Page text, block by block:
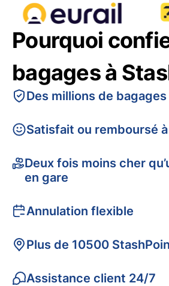
Pourquoi
bagages à
Des millions de
Satisfait ou remboursé à
Deux fois moins cher
en gare
Annulation flexible
Plus de 10500
Assistance client 24/7